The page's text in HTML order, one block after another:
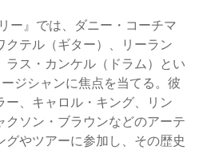
ー』では、ダニー・コーチマ
クテル（ギター）、リーラン
ラス・カンケル（ドラム）とい
ジシャンに焦点を当てる。彼
ー、キャロル・キング、リン
クソン・ブラウンなどのアーテ
グやツアーに参加し、その歴史